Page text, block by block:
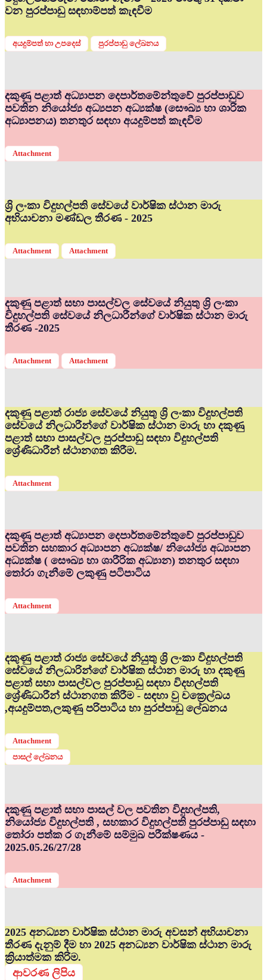
වන පුරප්පාඩු සඳහාම්පත් කැඳවීම
අයදුම්පත් හා උපදෙස් පුරප්පාඩු ලේඛනය
දකුණු පළාත් අධ්‍යාපන දෙපාර්තමේන්තුවේ පුරප්පාඩුව
පවතින නියෝජ්‍ය අධ්‍යපන අධ්‍යක්ෂ (සෞඛ්‍ය හා ශාරික
අධ්‍යාපනය) තනතුර සඳහා අයදුම්පත් කැඳවීම
Attachment
ශ්‍රි ලංකා විදුහල්පති සේවයේ වාර්ෂික ස්ථාන මාරු
අභියාචනා මණ්ඩල තීරණ - 2025
Attachment Attachment
දකුණු පළාත් සභා පාසල්වල සේවයේ නියුතු ශ්‍රි ලංකා
විදුහල්පති සේවයේ නිලධාරීන්ගේ වාර්ෂික ස්ථාන මාරු
තීරණ -2025
Attachment Attachment
දකුණු පළාත් රාජ්‍ය සේවයේ නියුතු ශ්‍රි ලංකා විදුහල්පති
සේවයේ නිලධාරීන්ගේ වාර්ෂික ස්ථාන මාරු හා දකුණු
පළාත් සභා පාසල්වල පුරප්පාඩු සඳහා විදුහල්පති
ශ්‍රේණිධාරීන් ස්ථානගත කිරීම.
Attachment
දකුණු පළාත් අධ්‍යාපන දෙපාර්තමේන්තුවේ පුරප්පාඩුව
පවතින සහකාර අධ්‍යාපන අධ්‍යක්ෂ/ නියෝජ්‍ය අධ්‍යාපන
අධ්‍යක්ෂ ( සෞඛ්‍ය හා ශාරීරික අධ්‍යාන) තනතුර සඳහා
තෝරා ගැනීමේ ලකුණු පටිපාටිය
Attachment
දකුණු පළාත් රාජ්‍ය සේවයේ නියුතු ශ්‍රි ලංකා විදුහල්පති
සේවයේ නිලධාරින්ගේ වාර්ෂික ස්ථාන මාරු හා දකුණු
පළාත් සභා පාසල්වල පුරප්පාඩු සඳහා විදහල්පති
ශ්‍රේණිධාරීන් ස්ථානගත කිරීම - සඳහා වු චක්‍රෙල්ඛය
,අයදුම්පත,ලකුණු පරිපාටිය හා පුරප්පාඩු ලේඛනය
Attachment
පාසල් ලේඛනය
දකුණු පළාත් සභා පාසල් වල පවතින විදුහල්පති,
නියෝජ්‍ය විදුහල්පති , සහකාර විදුහල්පති පුරප්පාඩු සඳහා
තෝරා පත්ක ර ගැනීමේ සම්මුඛ පරීක්ෂණය -
2025.05.26/27/28
Attachment
2025 අනධ්‍යන වාර්ෂික ස්ථාන මාරු අවසන් අභියාචනා
තීරණ දැනුම් දීම හා 2025 අනධ්‍යන වාර්ෂික ස්ථාන මාරු
ක්‍රියාත්මක කිරිම.
ආවරණ ලිපිය